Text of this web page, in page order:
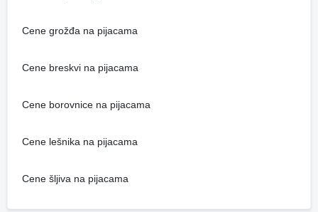
Cene grožđa na pijacama
Cene breskvi na pijacama
Cene borovnice na pijacama
Cene lešnika na pijacama
Cene šljiva na pijacama